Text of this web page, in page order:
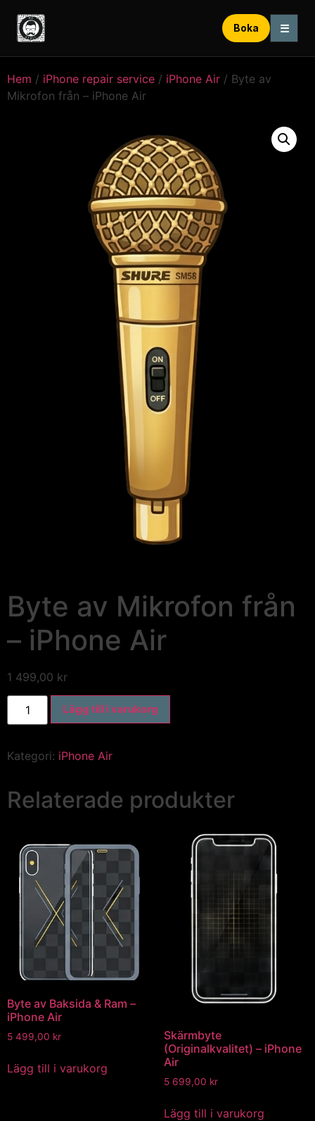
Boka ☰
Hem / iPhone repair service / iPhone Air / Byte av
Mikrofon från – iPhone Air
Byte av Mikrofon från
– iPhone Air
1 499,00 kr
Lägg till i varukorg
Kategori: iPhone Air
Relaterade produkter
Byte av Baksida & Ram –
iPhone Air
5 499,00 kr
Lägg till i varukorg
Skärmbyte
(Originalkvalitet) – iPhone
Air
5 699,00 kr
Lägg till i varukorg